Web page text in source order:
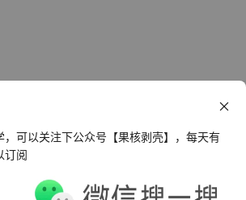
还没有帐号？ 立即注册
，可以关注下公众号【果核剥壳】，每天有
订阅